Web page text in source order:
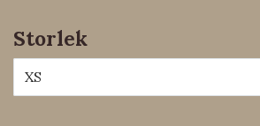
Storlek
XS